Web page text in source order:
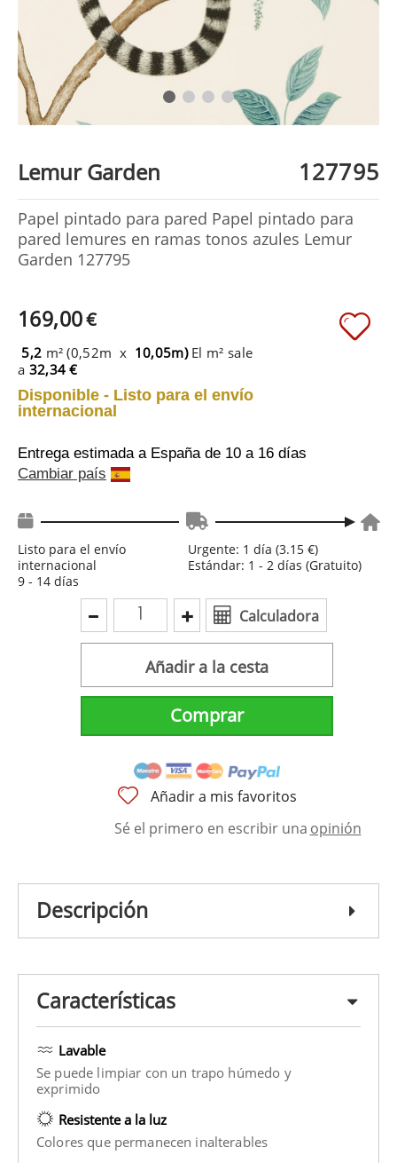
Lemur Garden 127795
Papel pintado para pared Papel pintado para
pared lemures en ramas tonos azules Lemur
Garden 127795
169,00€
5,2 m² (0,52m x 10,05m) El m² sale
a 32,34 €
Disponible - Listo para el envío
internacional
Entrega estimada a España de 10 a 16 días
Cambiar país
Listo para el envío
internacional
9 - 14 días
Urgente: 1 día (3.15 €)
Estándar: 1 - 2 días (Gratuito)
Calculadora
Añadir a la cesta
Comprar
Añadir a mis favoritos
Sé el primero en escribir una opinión
Descripción
Características
Lavable
Se puede limpiar con un trapo húmedo y
exprimido
Resistente a la luz
Colores que permanecen inalterables